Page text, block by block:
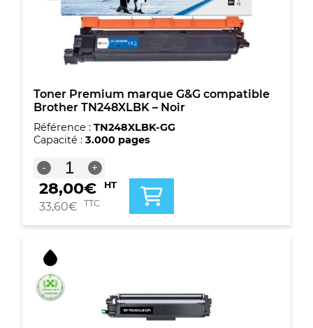
Toner Premium marque G&G compatible
Brother TN248XLBK – Noir
Référence : TN248XLBK-GG
Capacité : 3.000 pages
-
quantité
de
Toner
Premium
G&G
Brother
TN248XLBK
-
Noir
+
28,00€ HT
33,60€ TTC